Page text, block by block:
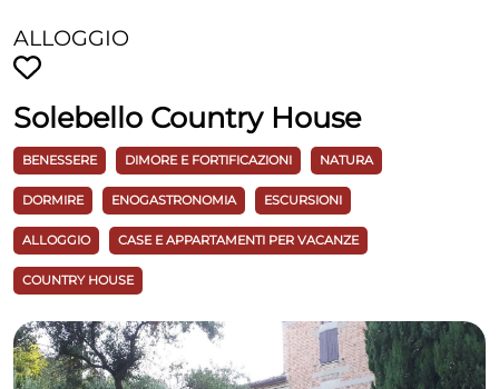
ALLOGGIO
Solebello Country House
BENESSERE DIMORE E FORTIFICAZIONI NATURA
DORMIRE ENOGASTRONOMIA ESCURSIONI
ALLOGGIO CASE E APPARTAMENTI PER VACANZE
COUNTRY HOUSE